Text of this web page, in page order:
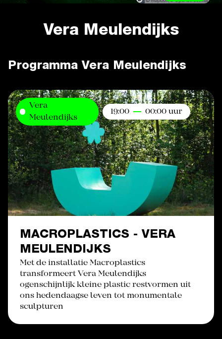
Vera Meulendijks
Programma Vera Meulendijks
Vera
Meulendijks
19:00 00:00 uur
MACROPLASTICS - VERA
MEULENDIJKS
Met de installatie Macroplastics
transformeert Vera Meulendijks
ogenschijnlijk kleine plastic restvormen uit
ons hedendaagse leven tot monumentale
sculpturen